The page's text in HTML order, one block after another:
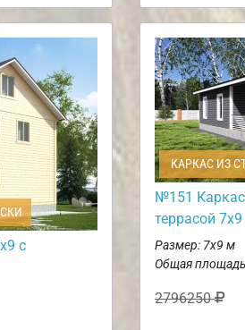
с
КАРКАС ИЗ
№151
террасой 7х9
Размер: 7х9 м
Общая
2796250